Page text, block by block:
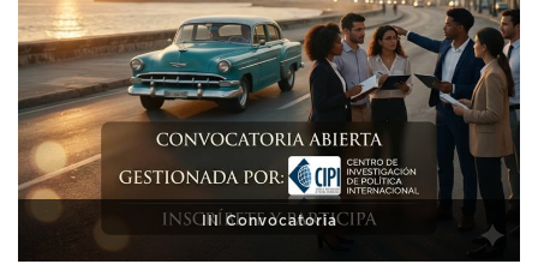
XI Conference on Strategic Studies